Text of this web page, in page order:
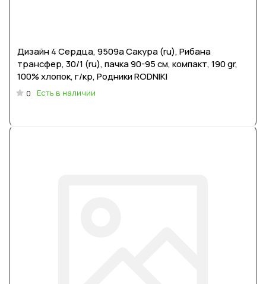
Дизайн 4 Сердца, 9509a Сакура (ru), Рибана
трансфер, 30/1 (ru), пачка 90-95 см, компакт, 190 gr,
100% хлопок, г/кр, Родники RODNIKI
0 Есть в наличии